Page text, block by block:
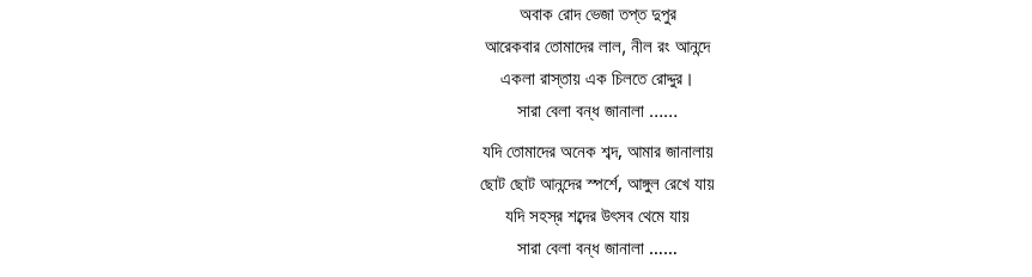
অবাক রোদ ভেজা তপ্ত দুপুর
আরেকবার তোমাদের লাল, নীল রং আনন্দে
একলা রাস্তায় এক চিলতে রোদ্দুর।
সারা বেলা বন্ধ জানালা ……
যদি তোমাদের অনেক শব্দ, আমার জানালায়
ছোট ছোট আনন্দের স্পর্শে, আঙ্গুল রেখে যায়
যদি সহস্র শব্দের উৎসব থেমে যায়
সারা বেলা বন্ধ জানালা ……